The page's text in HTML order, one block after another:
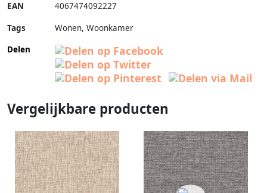
EAN 4067474092227
Tags
Wonen, Woonkamer
Delen
Vergelijkbare producten